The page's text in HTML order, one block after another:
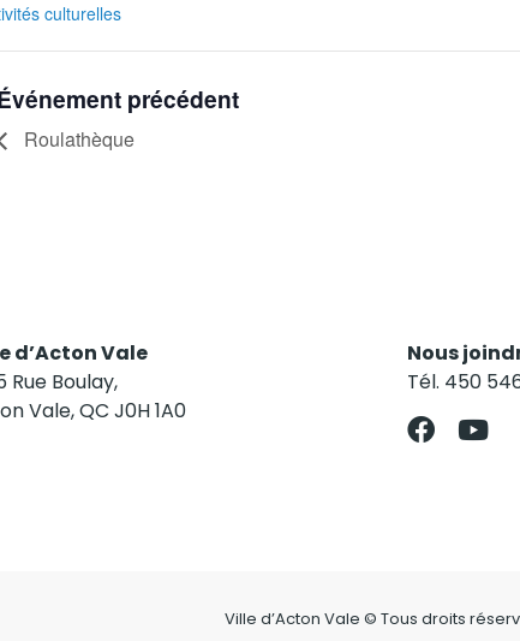
culturelles
précédent
Roulathèque
d’Acton Vale
Rue Boulay,
Vale, QC J0H 1A0
Nous
Tél. 450
Ville d’Acton Vale © Tous droits